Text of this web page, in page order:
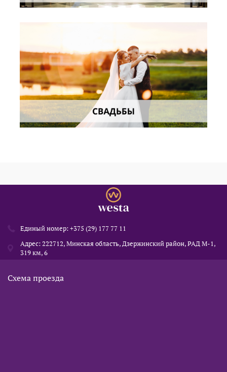
Единый номер:+375 (29) 177 77 11
Адрес: 222712, Минская область, Дзержинский район, РАД М-1,
319 км, 6
Схема проезда